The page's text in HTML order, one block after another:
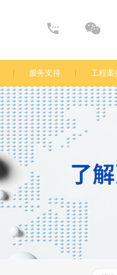
服务支持 工程案